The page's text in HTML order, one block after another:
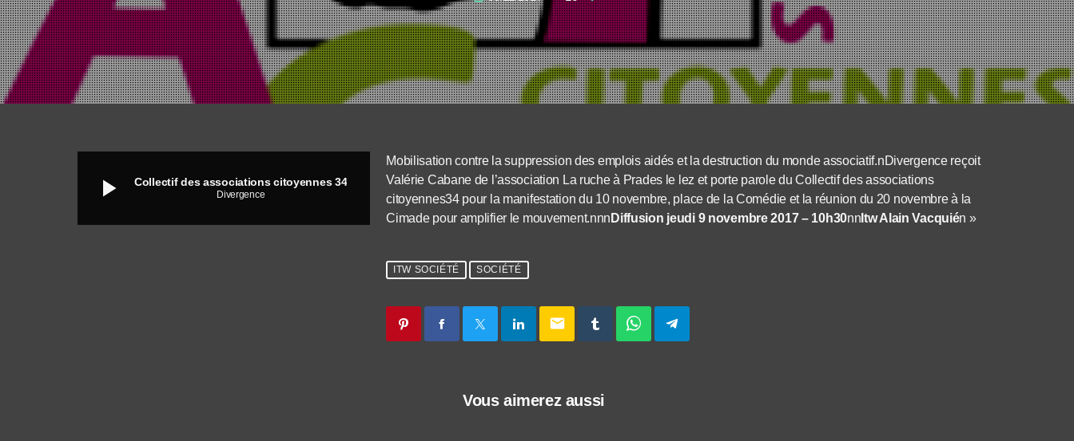
play_arrow Collectif des associations citoyennes 34
Divergence
Mobilisation contre la suppression des emplois aidés et la destruction du monde associatif.nDivergence reçoit
Valérie Cabane de l’association La ruche à Prades le lez et porte parole du Collectif des associations
citoyennes34 pour la manifestation du 10 novembre, place de la Comédie et la réunion du 20 novembre à la
Cimade pour amplifier le mouvement.nnn Diffusion jeudi 9 novembre 2017 – 10h30nn Itw Alain Vacquién »
ITW SOCIÉTÉ SOCIÉTÉ
email
Vous aimerez aussi